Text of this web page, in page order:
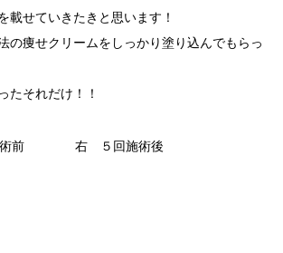
載せていきたきと思います！
の痩せクリームをしっかり塗り込んでもらっ
たそれだけ！！
前 右 ５回施術後